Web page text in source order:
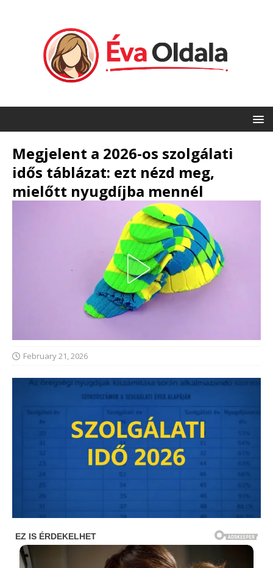
Megjelent a 2026-os szolgálati
idős táblázat: ezt nézd meg,
mielőtt nyugdíjba mennél
February 21, 2026